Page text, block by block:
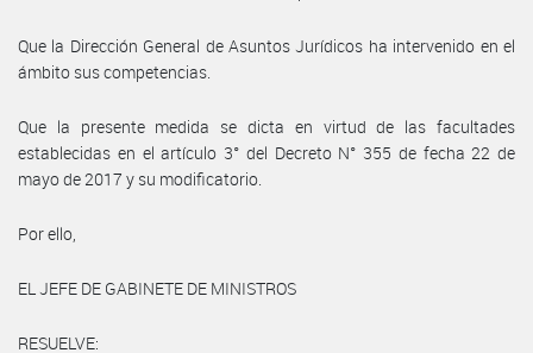
Que la Dirección General de Asuntos Jurídicos ha intervenido en el
ámbito sus competencias.
Que la presente medida se dicta en virtud de las facultades
establecidas en el artículo 3° del Decreto N° 355 de fecha 22 de
mayo de 2017 y su modificatorio.
Por ello,
EL JEFE DE GABINETE DE MINISTROS
RESUELVE: